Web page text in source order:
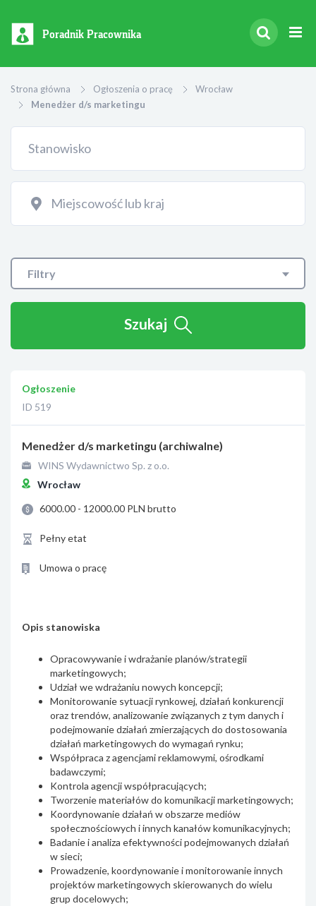
Poradnik Pracownika
Strona główna Ogłoszenia o pracę
Wrocław
Menedżer d/s marketingu
Filtry
Szukaj
Ogłoszenie
ID 519
Menedżer d/s marketingu (archiwalne)
WINS Wydawnictwo Sp. z o.o.
Wrocław
6000.00 - 12000.00 PLN brutto
Pełny etat
Umowa o pracę
Opis stanowiska
Opracowywanie i wdrażanie planów/strategii
marketingowych;
Udział we wdrażaniu nowych koncepcji;
Monitorowanie sytuacji rynkowej, działań konkurencji
oraz trendów, analizowanie związanych z tym danych i
podejmowanie działań zmierzających do dostosowania
działań marketingowych do wymagań rynku;
Współpraca z agencjami reklamowymi, ośrodkami
badawczymi;
Kontrola agencji współpracujących;
Tworzenie materiałów do komunikacji marketingowych;
Koordynowanie działań w obszarze mediów
społecznościowych i innych kanałów komunikacyjnych;
Badanie i analiza efektywności podejmowanych działań
w sieci;
Prowadzenie, koordynowanie i monitorowanie innych
projektów marketingowych skierowanych do wielu
grup docelowych;